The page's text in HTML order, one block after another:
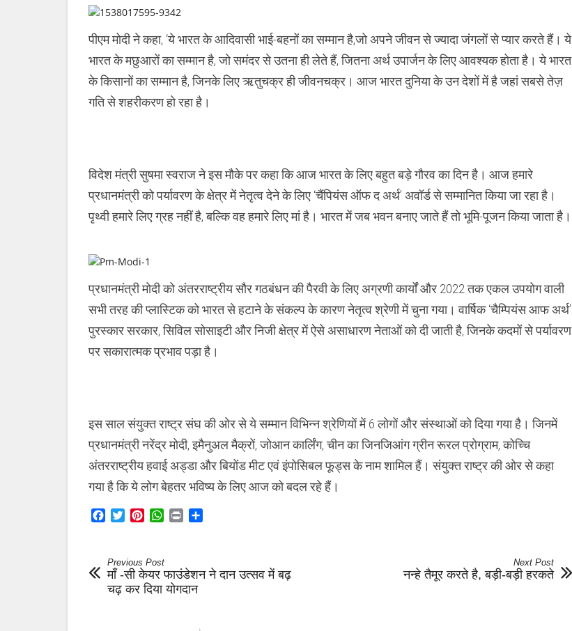
पीएम मोदी ने कहा, ‘ये भारत के आदिवासी भाई-बहनों का सम्मान है,जो अपने जीवन से ज्यादा जंगलों से प्यार करते हैं। ये
भारत के मछुआरों का सम्मान है, जो समंदर से उतना ही लेते हैं, जितना अर्थ उपार्जन के लिए आवश्यक होता है। ये भारत
के किसानों का सम्मान है, जिनके लिए ऋतुचक्र ही जीवनचक्र। आज भारत दुनिया के उन देशों में है जहां सबसे तेज़
गति से शहरीकरण हो रहा है।
विदेश मंत्री सुषमा स्वराज ने इस मौके पर कहा कि आज भारत के लिए बहुत बड़े गौरव का दिन है। आज हमारे
प्रधानमंत्री को पर्यावरण के क्षेत्र में नेतृत्व देने के लिए ‘चैंपियंस ऑफ द अर्थ’ अवॉर्ड से सम्मानित किया जा रहा है।
पृथ्वी हमारे लिए ग्रह नहीं है, बल्कि वह हमारे लिए मां है। भारत में जब भवन बनाए जाते हैं तो भूमि-पूजन किया जाता है।
प्रधानमंत्री मोदी को अंतरराष्ट्रीय सौर गठबंधन की पैरवी के लिए अग्रणी कार्यों और 2022 तक एकल उपयोग वाली
सभी तरह की प्लास्टिक को भारत से हटाने के संकल्प के कारण नेतृत्व श्रेणी में चुना गया। वार्षिक ‘चैम्पियंस आफ अर्थ’
पुरस्कार सरकार, सिविल सोसाइटी और निजी क्षेत्र में ऐसे असाधारण नेताओं को दी जाती है, जिनके कदमों से पर्यावरण
पर सकारात्मक प्रभाव पड़ा है।
इस साल संयुक्त राष्ट्र संघ की ओर से ये सम्मान विभिन्न श्रेणियों में 6 लोगों और संस्थाओं को दिया गया है। जिनमें
प्रधानमंत्री नरेंद्र मोदी, इमैनुअल मैक्रों, जोआन कार्लिंग, चीन का जिनजिआंग ग्रीन रूरल प्रोग्राम, कोच्चि
अंतरराष्ट्रीय हवाई अड्डा और बियोंड मीट एवं इंपोसिबल फूड्स के नाम शामिल हैं। संयुक्त राष्ट्र की ओर से कहा
गया है कि ये लोग बेहतर भविष्य के लिए आज को बदल रहे हैं।
Facebook
TwitterPinterestWhatsApp
Print
Previous Post
माँ -सी केयर फाउंडेशन ने दान उत्सव में बढ़
चढ़ कर दिया योगदान
Next Post
नन्हे तैमूर करते है, बड़ी-बड़ी हरकते